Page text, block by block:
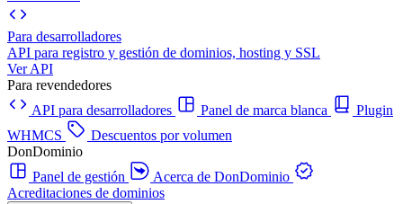
Para desarrolladores
API para registro y gestión de dominios, hosting y SSL
Ver API
Para revendedores
API para desarrolladores
Panel de marca blanca
Plugin
WHMCS
Descuentos por volumen
DonDominio
Panel de gestión
Acerca de DonDominio
Acreditaciones de dominios